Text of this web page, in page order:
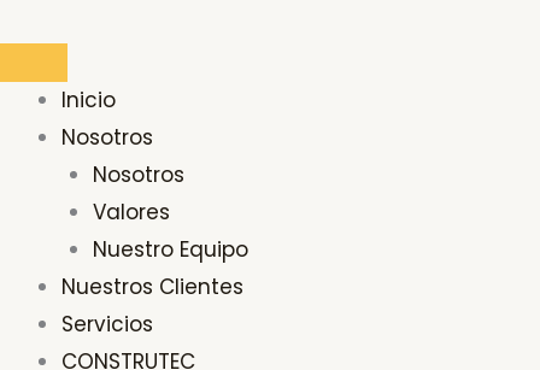
contenido
Inicio
Nosotros
Nosotros
Valores
Nuestro Equipo
Nuestros Clientes
Servicios
CONSTRUTEC